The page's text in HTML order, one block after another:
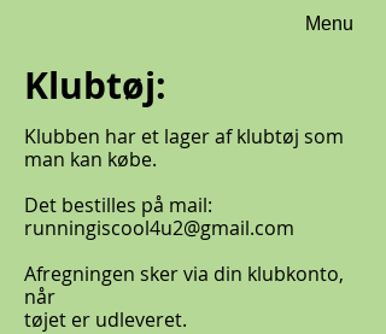
Menu
Klubtøj:
Klubben har et lager af klubtøj som
man kan købe.
Det bestilles på mail:
runningiscool4u2@gmail.com
Afregningen sker via din klubkonto,
når
tøjet er udleveret.